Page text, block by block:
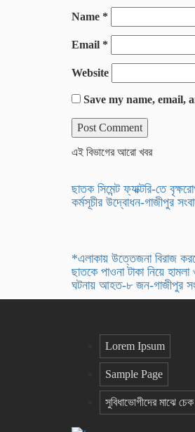
Name *
Email *
Website
Save my name, email,
এই বিভাগের আরো খবর
ছাতক সিমেন্ট ফ্যাক্টরি-তে
কর্মসূচীর উদ্বোধন-গাজীপুর
*এলাকায় উত্তেজনা বিরাজ
ছাতকে পাওনা টাকা নিয়ে হামলা
ঘটনায় আহত-৮ জন-গাজীপুর
Lorem Ipsum
Sample Page
সুবিধাভোগীদের মাঝে